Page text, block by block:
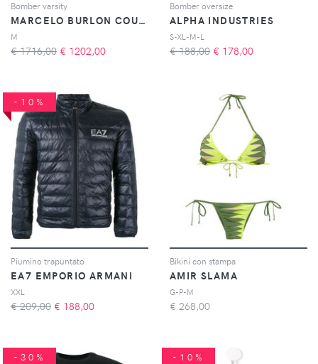
Bomber varsity
MARCELO BURLON COUNTY OF MILAN
M
€ 1716,00 € 1202,00
Bomber oversize
ALPHA INDUSTRIES
S-XL-M-L
€ 188,00 € 178,00
-10%
Piumino trapuntato
EA7 EMPORIO ARMANI
XXL
€ 209,00 € 188,00
Bikini con stampa
AMIR SLAMA
G-P-M
€ 268,00
-30% -10%